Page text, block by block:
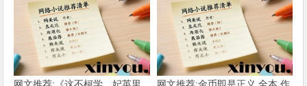
网文推荐:《这不柯学，妃英里 网文推荐:金币即是正义 全本 作